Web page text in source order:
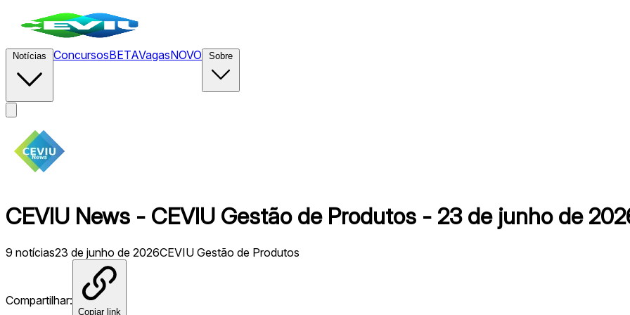
ConcursosBETAVagasNOVO
CEVIU News - CEVIU Gestão de Produtos - 23 de junho de
9 notícias23 de junho de 2026CEVIU Gestão de Produtos
Compartilhar:
Copiar link